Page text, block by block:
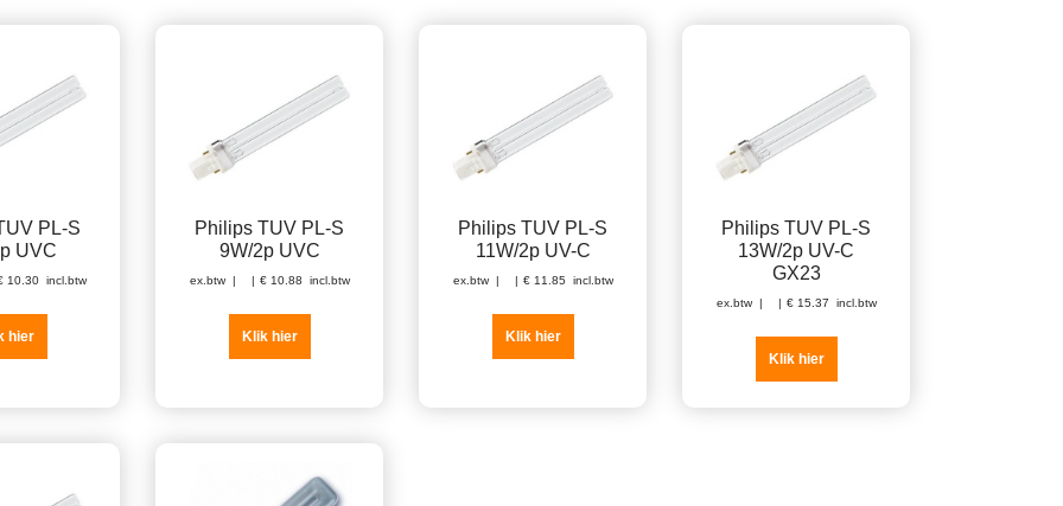
PL-S
UVC
10.30 incl.btw
hier
Philips TUV PL-S
9W/2p UVC
ex.btw € 10.88 incl.btw
Klik hier
Philips TUV PL-S
11W/2p UV-C
ex.btw € 11.85 incl.btw
Klik hier
Philips TUV PL-S
13W/2p UV-C
GX23
ex.btw € 15.37 incl.btw
Klik hier